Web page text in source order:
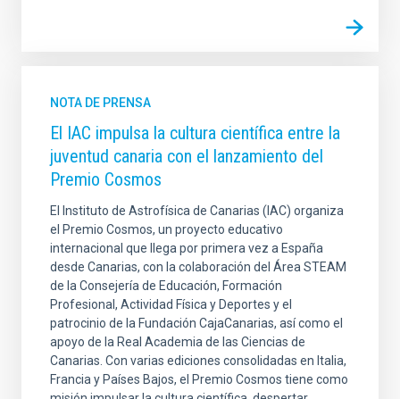
NOTA DE PRENSA
El IAC impulsa la cultura científica entre la
juventud canaria con el lanzamiento del
Premio Cosmos
El Instituto de Astrofísica de Canarias (IAC) organiza
el Premio Cosmos, un proyecto educativo
internacional que llega por primera vez a España
desde Canarias, con la colaboración del Área STEAM
de la Consejería de Educación, Formación
Profesional, Actividad Física y Deportes y el
patrocinio de la Fundación CajaCanarias, así como el
apoyo de la Real Academia de las Ciencias de
Canarias. Con varias ediciones consolidadas en Italia,
Francia y Países Bajos, el Premio Cosmos tiene como